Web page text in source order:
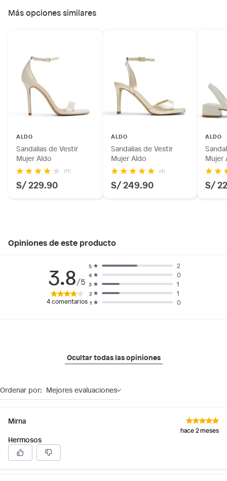
Más opciones similares
ALDO
Sandalias de Vestir
Mujer Aldo
(11)
S/ 229.90
ALDO
Sandalias de Vestir
Mujer Aldo
(4)
S/ 249.90
ALDO
Mujer
S/
Opiniones de este producto
3.8/5
4 comentarios 1 0
2 1
3 1
4 0
5 2
Ocultar todas las opiniones
Ordenar por: Mejores evaluaciones
Mirna
hace 2 meses
Hermosos